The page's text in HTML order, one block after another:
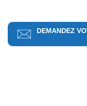
DEMANDEZ